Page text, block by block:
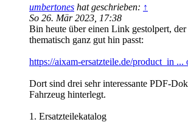
umbertones hat geschrieben: ↑
So 26. Mär 2023, 17:38
Bin heute über einen Link gestolpert,
thematisch ganz gut hin passt:
https://aixam-ersatzteile.de/product_in ...
Dort sind drei sehr interessante PDF-
Fahrzeug hinterlegt.
1. Ersatzteilekatalog